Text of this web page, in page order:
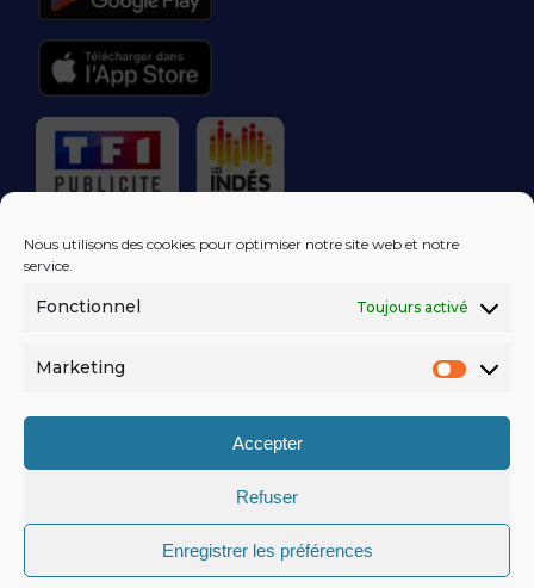
Nous utilisons des cookies pour optimiser notre site web et notre
service.
Fonctionnel Toujours activé
Marketing
Accepter
Refuser
Enregistrer les préférences
RÉGIE PUBLICITAIRE
LES EXCLUS
DANS VOTRE
MENTIONS LÉGALES
POLITIQUE DE CONFIDENTIALITÉ